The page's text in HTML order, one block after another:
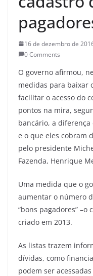
16 de dezembro de
0 Comments
O governo afirmou,
medidas para baixar
facilitar o acesso do
pontos na mira,
bancário, a diferença
e o que eles cobram
pelo presidente
Fazenda, Henrique
Uma medida que o
aumentar o número
“bons pagadores” –o
criado em 2013.
As listas trazem
dívidas, como
podem ser